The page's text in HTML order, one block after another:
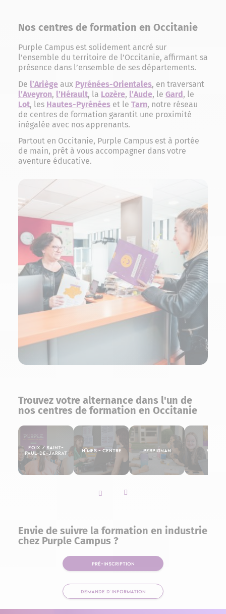
Nos centres de formation en Occitanie
Purple Campus est solidement ancré sur
l’ensemble du territoire de l’Occitanie, affirmant sa
présence dans l’ensemble de ses départements.
De l’Ariège aux Pyrénées-Orientales, en traversant
l’Aveyron, l’Hérault, la Lozère, l’Aude, le Gard, le
Lot, les Hautes-Pyrénées et le Tarn, notre réseau
de centres de formation garantit une proximité
inégalée avec nos apprenants.
Partout en Occitanie, Purple Campus est à portée
de main, prêt à vous accompagner dans votre
aventure éducative.
Trouvez votre alternance dans l'un de
nos centres de formation en Occitanie
Slider vers la gauche
Foix / Saint-
Paul-de-Jarrat
Nîmes – Centre Perpignan Sète
Slider vers la droite
Envie de suivre la formation en industrie
chez Purple Campus ?
PRÉ-INSCRIPTION
DEMANDE D'INFORMATION